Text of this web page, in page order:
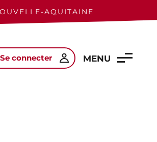
AQUITAINE
Se connecter MENU